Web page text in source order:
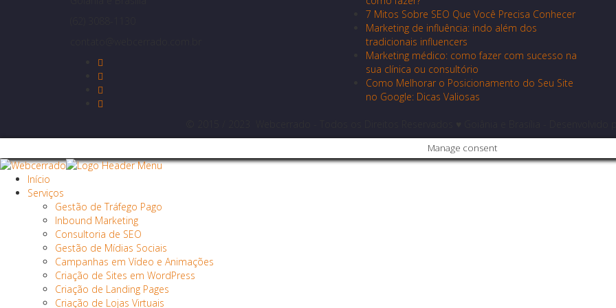
7 Mitos Sobre SEO Que Você Precisa Conhecer
Marketing de influência: indo além dos
tradicionais influencers
Marketing médico: como fazer com sucesso na
sua clínica ou consultório
Como Melhorar o Posicionamento do Seu Site
no Google: Dicas Valiosas
Manage consent
Início
Serviços
Gestão de Tráfego Pago
Inbound Marketing
Consultoria de SEO
Gestão de Mídias Sociais
Campanhas em Vídeo e Animações
Criação de Sites em WordPress
Criação de Landing Pages
Criação de Lojas Virtuais